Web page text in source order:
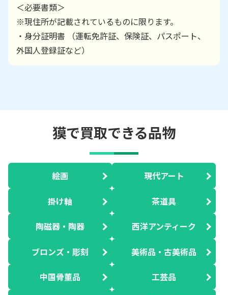
＜必要書類＞
※現住所が記載されているものに限ります。
・身分証明書 （運転免許証、保険証、パスポート、
外国人登録証など）
獏で買取できる品物
絵画 現代アート
掛け軸 茶道具
陶磁器・陶器 西洋アンティーク
ブロンズ・彫刻 美術品・古美術品
中国骨董品 工芸品